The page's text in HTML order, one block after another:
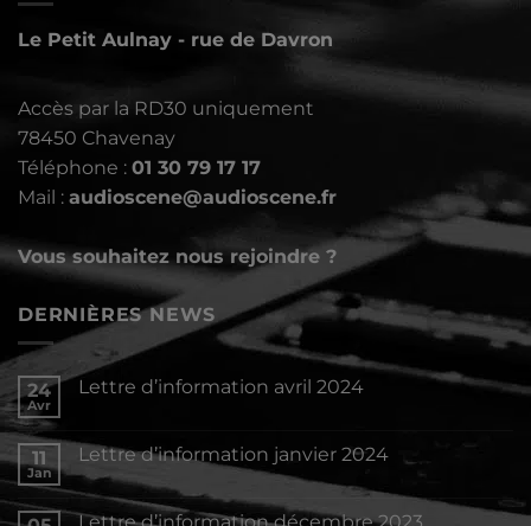
Le Petit Aulnay - rue de Davron
Accès par la RD30 uniquement
78450 Chavenay
Téléphone : 01 30 79 17 17
Mail : audioscene@audioscene.fr
Vous souhaitez nous rejoindre ?
DERNIÈRES NEWS
24
Avr
Lettre d’information avril 2024
sur
Lettre
d’information
2024
11
Jan
Lettre d’information janvier 2024
Aucun
commentaire
sur